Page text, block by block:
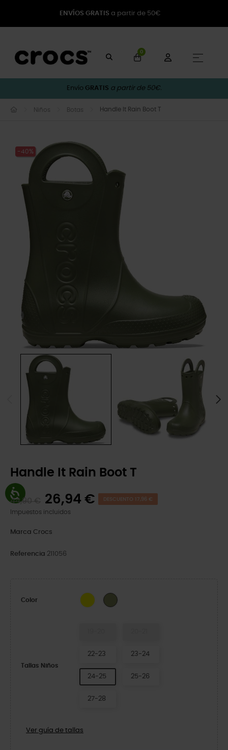
ENVÍOS GRATIS a partir de 50€
0
☰
Envío GRATIS a partir de 50€.
Niños Botas Handle It Rain Boot T
-40%
Handle It Rain Boot T
44,90 € 26,94 € DESCUENTO 17,96 €
Impuestos incluidos
Marca Crocs
Referencia 211056
Color Yellow Army Green
Tallas Niños
22-23 23-24
24-25 25-26
27-28
Ver guía de tallas